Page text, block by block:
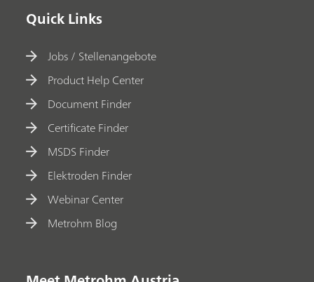
Quick Links
Jobs / Stellenangebote
Product Help Center
Document Finder
Certificate Finder
MSDS Finder
Elektroden Finder
Webinar Center
Metrohm Blog